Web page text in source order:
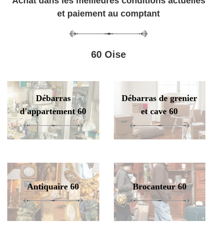
et paiement au comptant
60 Oise
Débarras
d'appartement 60
Débarras de grenier
et cave 60
Antiquaire 60 Brocanteur 60